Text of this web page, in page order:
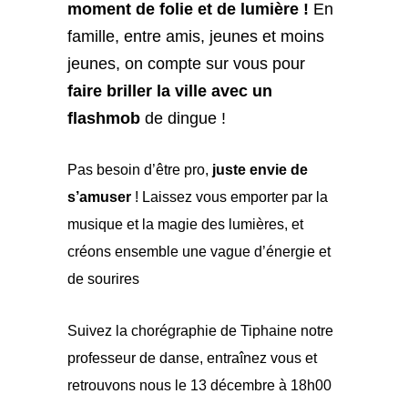
moment de folie et de lumière ! En
famille, entre amis, jeunes et moins
jeunes, on compte sur vous pour
faire briller la ville avec un
flashmob de dingue !
Pas besoin d’être pro, juste envie de
s’amuser ! Laissez vous emporter par la
musique et la magie des lumières, et
créons ensemble une vague d’énergie et
de sourires
Suivez la chorégraphie de Tiphaine notre
professeur de danse, entraînez vous et
retrouvons nous le 13 décembre à 18h00